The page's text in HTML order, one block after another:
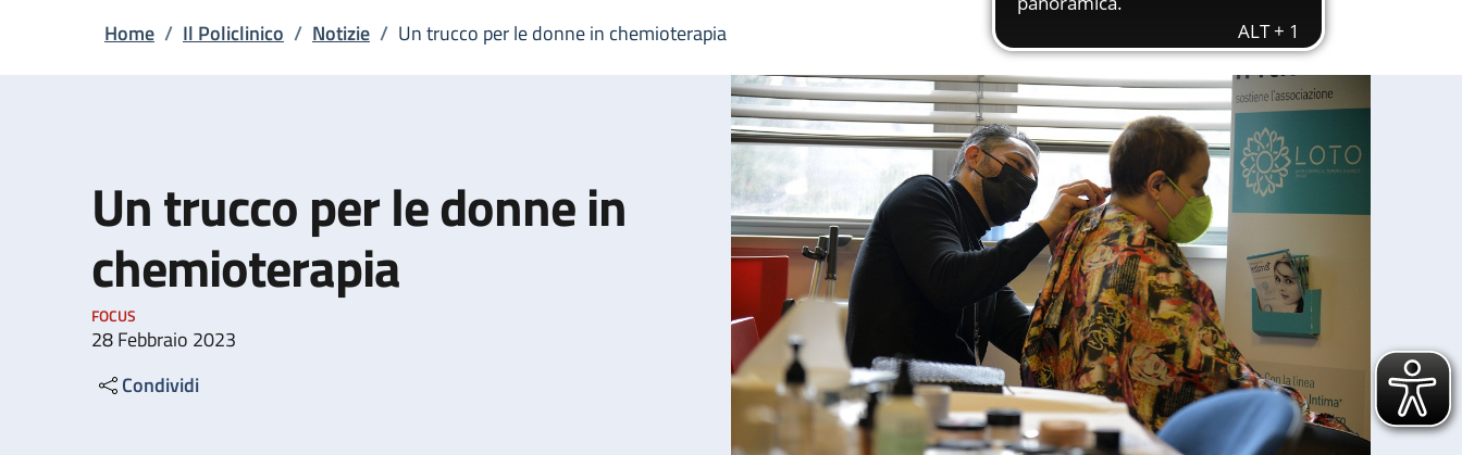
Briciole di pane
Home / Il Policlinico / Notizie / Un trucco per le donne in chemioterapia
Un trucco per le donne in
chemioterapia
FOCUS
28 Febbraio 2023
Condividi